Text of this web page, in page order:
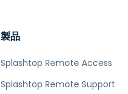
製品
Splashtop Remote Access
Splashtop Remote Support